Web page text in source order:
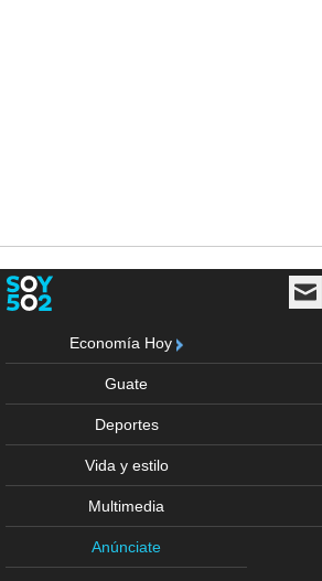
Economía Hoy
Guate
Deportes
Vida y estilo
Multimedia
Anúnciate